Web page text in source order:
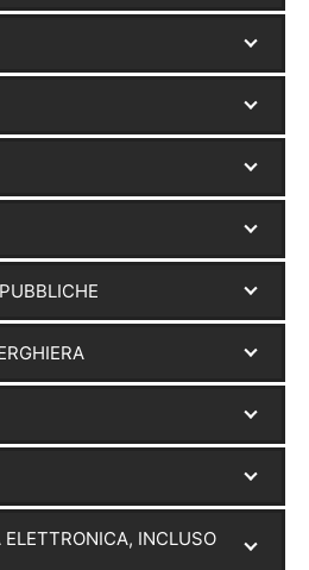
INCLUSO